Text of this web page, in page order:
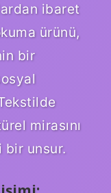
ibaret
ürünü,
bir
mirasını
unsur.